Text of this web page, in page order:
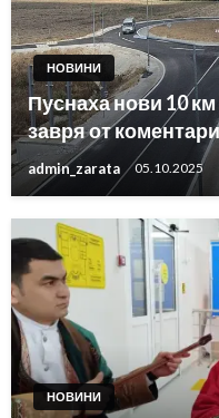
НОВИНИ
Пуснаха нови 10
завря от коментари
admin_zarata 05.10.2025
НОВИНИ